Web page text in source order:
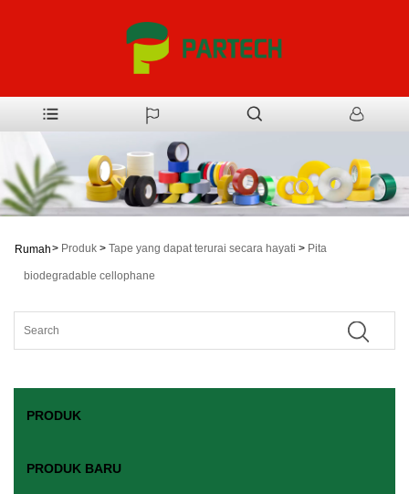
Rumah> Produk > Tape yang dapat terurai secara hayati > Pita
biodegradable cellophane
PRODUK
PRODUK BARU